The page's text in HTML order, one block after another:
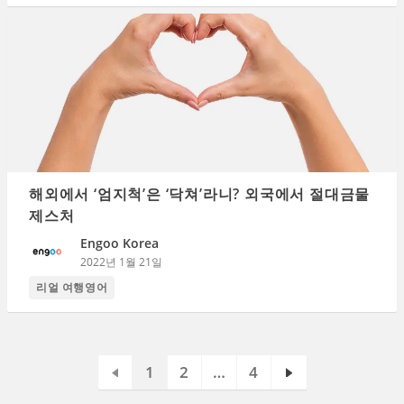
해외에서 ‘엄지척’은 ‘닥쳐’라니? 외국에서 절대금물
제스처
Engoo Korea
2022년 1월 21일
리얼 여행영어
1 2 … 4